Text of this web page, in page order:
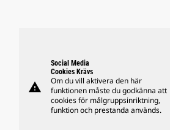
warning
Social Media
Cookies Krävs
Om du vill aktivera den här
funktionen måste du godkänna att
cookies för målgruppsinriktning,
funktion och prestanda används.